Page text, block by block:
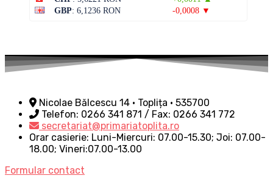
GBP: 6,1236 RON -0,0008 ▼
Nicolae Bălcescu 14 • Toplița • 535700
Telefon: 0266 341 871 / Fax: 0266 341 772
secretariat@primariatoplita.ro
Orar casierie: Luni-Miercuri: 07.00-15.30; Joi: 07.00-
18.00; Vineri:07.00-13.00
Formular contact